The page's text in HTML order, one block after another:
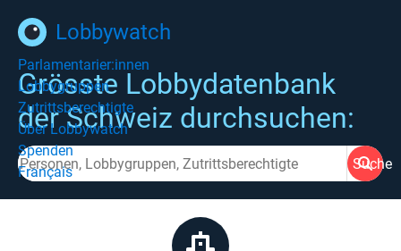
Lobbywatch
Parlamentarier:innen
Lobbygruppen
Zutrittsberechtigte
Über Lobbywatch
Spenden
Français
Grösste Lobbydatenbank
der Schweiz durchsuchen:
Suche